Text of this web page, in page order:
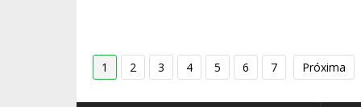
1 2 3 4 5 6 7 Próxima